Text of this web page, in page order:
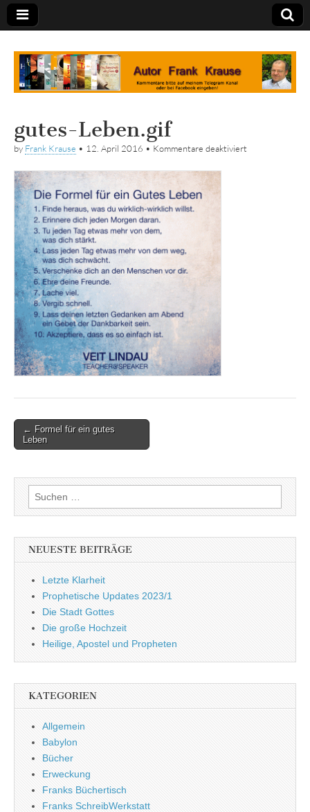
Tagebuch
gutes-Leben.gif
by Frank Krause • 12. April 2016 • Kommentare deaktiviert
Post
navigation
← Formel für ein gutes
Leben
Suchen
nach:
NEUESTE BEITRÄGE
Letzte Klarheit
Prophetische Updates 2023/1
Die Stadt Gottes
Die große Hochzeit
Heilige, Apostel und Propheten
KATEGORIEN
Allgemein
Babylon
Bücher
Erweckung
Franks Büchertisch
Franks SchreibWerkstatt